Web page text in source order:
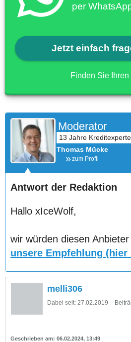
per
Jetzt einfach
Finden Sie Ihren
Moderator
Thomas Mücke
zum Profil
Antwort der Redaktion
Hallo xIceWolf,
wir würden diesen
unsere Empfehlung (hier
melli306
Dabei seit: 27.02.2019
06.02.2024, 13:49